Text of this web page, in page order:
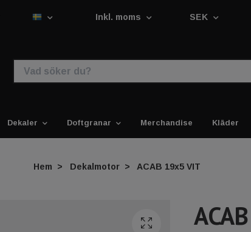
Inkl. moms SEK
Dekaler Doftgranar Merchandise Kläder
Hem Dekalmotor ACAB 19x5 VIT